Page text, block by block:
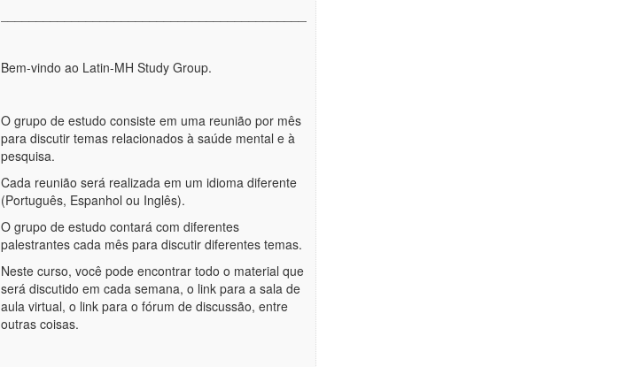
Bem-vindo ao Latin-MH Study Group.
O grupo de estudo consiste em uma reunião por mês
para discutir temas relacionados à saúde mental e à
pesquisa.
Cada reunião será realizada em um idioma diferente
(Português, Espanhol ou Inglês).
O grupo de estudo contará com diferentes
palestrantes cada mês para discutir diferentes temas.
Neste curso, você pode encontrar todo o material que
será discutido em cada semana, o link para a sala de
aula virtual, o link para o fórum de discussão, entre
outras coisas.